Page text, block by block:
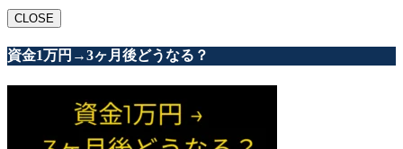
CLOSE
資金1万円→3ヶ月後どうなる？